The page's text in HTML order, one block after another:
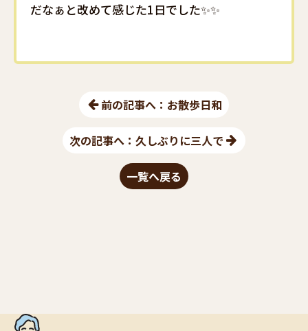
だなぁと改めて感じた1日でした✨✨
前の記事へ：お散歩日和
一覧へ戻る
次の記事へ：久しぶりに三人で